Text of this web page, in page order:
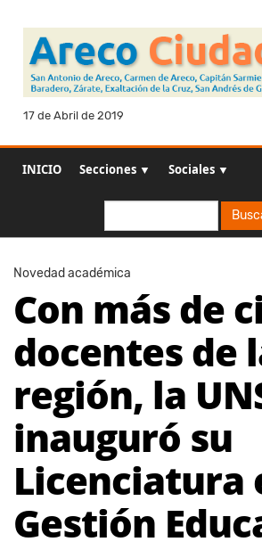
17 de Abril de 2019
INICIO Secciones ▼ Sociales ▼
Novedad académica
Con más de
docentes de
región, la
inauguró su
Licenciatura
Gestión